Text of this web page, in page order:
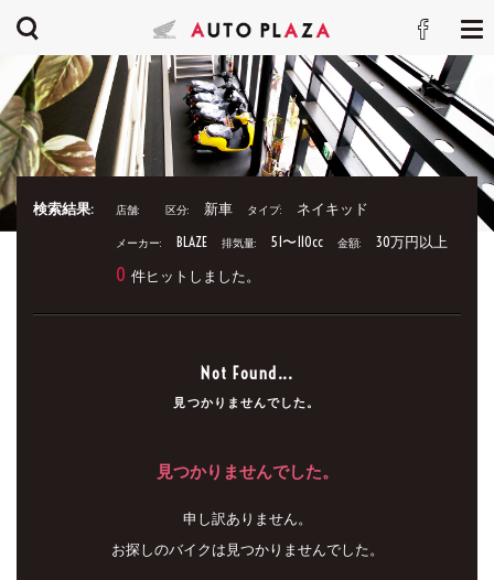
検索結果: 店舗: 区分: 新車 タイプ: ネイキッド
メーカー: BLAZE 排気量: 51〜110cc 金額: 30万円以上
0 件ヒットしました。
Not Found...
見つかりませんでした。
見つかりませんでした。
申し訳ありません。
お探しのバイクは見つかりませんでした。